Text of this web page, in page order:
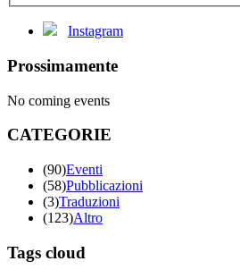
Instagram
Prossimamente
No coming events
CATEGORIE
(90)Eventi
(58)Pubblicazioni
(3)Traduzioni
(123)Altro
Tags cloud